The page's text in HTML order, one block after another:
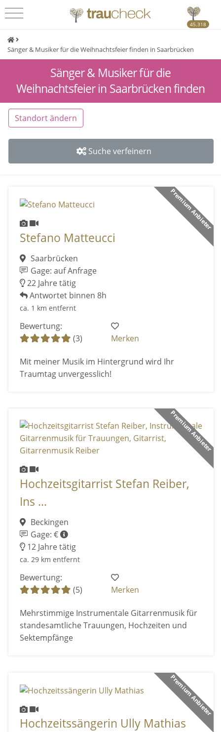
45.318
Sänger & Musiker für die Weihnachtsfeier finden in Saarbrücken
Sänger & Musiker für die
Weihnachtsfeier in Saarbrücken finden
Standort ändern
Suche verfeinern
Premium Anbieter
Stefano Matteucci
Saarbrücken
Gage: auf Anfrage
22 Jahre tätig
Antwortet binnen 8h
ca. 1 km entfernt
Bewertung:
(3)
Merken
Mit meiner Musik im Hintergrund wird Ihr
Traumtag unvergesslich!
Premium Anbieter
Hochzeitsgitarrist Stefan Reiber,
Ins ...
Beckingen
Gage: €
12 Jahre tätig
ca. 29 km entfernt
Bewertung:
(5)
Merken
Mehrstimmige Instrumentale Gitarrenmusik für
standesamtliche Trauungen, Hochzeiten und
Sektempfänge
Premium Anbieter
Hochzeitssängerin Ully Mathias